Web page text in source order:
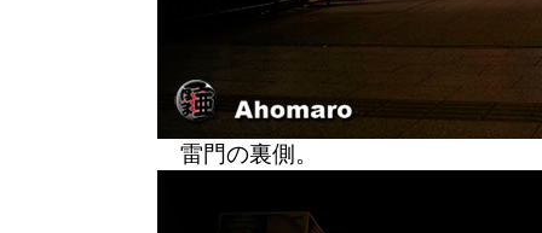
雷門の裏側。